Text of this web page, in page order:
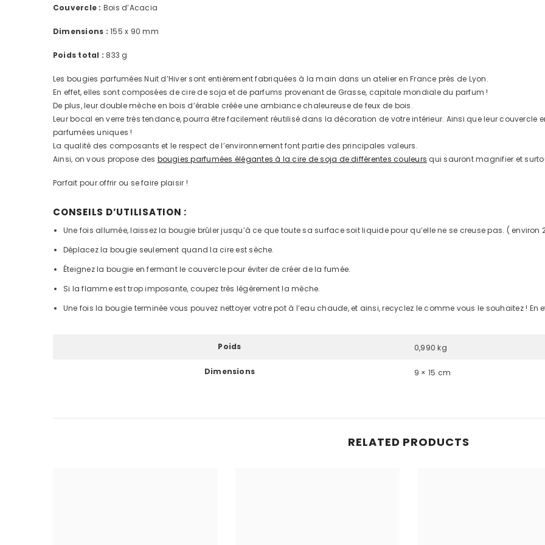
Couvercle : Bois d’Acacia
Dimensions : 155 x 90 mm
Poids total : 833 g
Les bougies parfumées Nuit d’Hiver sont entièrement fabriquées à la main dans un atelier en France près de Lyon.
En effet, elles sont composées de cire de soja et de parfums provenant de Grasse, capitale mondiale du parfum !
De plus, leur double mèche en bois d’érable créée une ambiance chaleureuse de feux de bois.
Leur bocal en verre très tendance, pourra être facilement réutilisé dans la décoration de votre intérieur. Ainsi que leur
parfumées uniques !
La qualité des composants et le respect de l’environnement font partie des principales valeurs.
Ainsi, on vous propose des bougies parfumées élégantes à la cire de soja de différentes couleurs qui sauront magnifier et
Parfait pour offrir ou se faire plaisir !
CONSEILS D’UTILISATION :
Une fois allumée, laissez la bougie brûler jusqu’à ce que toute sa surface soit liquide pour qu’elle ne se creuse pas. (
Déplacez la bougie seulement quand la cire est sèche.
Éteignez la bougie en fermant le couvercle pour éviter de créer de la fumée.
Si la flamme est trop imposante, coupez très légèrement la mèche.
Une fois la bougie terminée vous pouvez nettoyer votre pot à l’eau chaude, et ainsi, recyclez le comme vous le souhaitez ! En
Poids 0,990 kg
Dimensions 9 × 15 cm
RELATED PRODUCTS